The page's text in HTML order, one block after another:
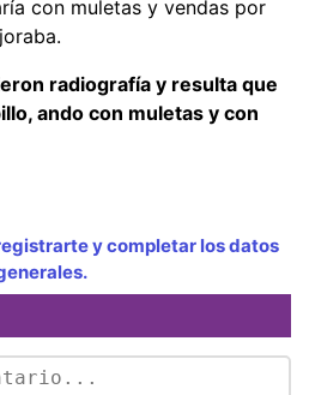
con muletas y vendas por
radiografía y resulta que
ando con muletas y con
y completar los datos